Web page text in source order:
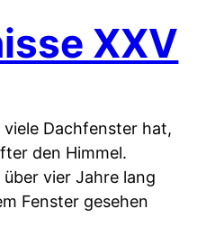
XXV
viele Dachfenster hat,
den Himmel.
vier Jahre lang
Fenster gesehen